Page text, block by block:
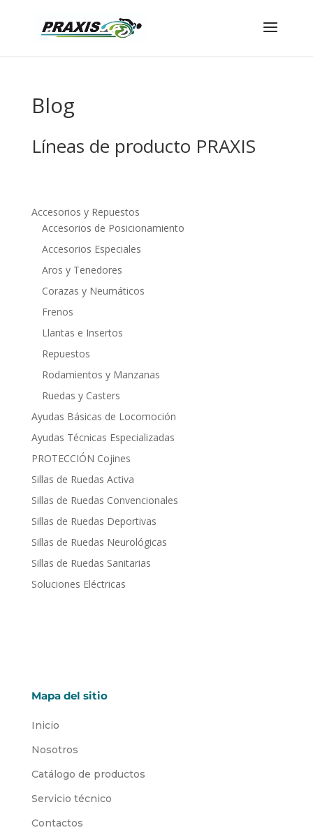
Blog
Líneas de producto PRAXIS
Accesorios y Repuestos
Accesorios de Posicionamiento
Accesorios Especiales
Aros y Tenedores
Corazas y Neumáticos
Frenos
Llantas e Insertos
Repuestos
Rodamientos y Manzanas
Ruedas y Casters
Ayudas Básicas de Locomoción
Ayudas Técnicas Especializadas
PROTECCIÓN Cojines
Sillas de Ruedas Activa
Sillas de Ruedas Convencionales
Sillas de Ruedas Deportivas
Sillas de Ruedas Neurológicas
Sillas de Ruedas Sanitarias
Soluciones Eléctricas
Mapa del sitio
Inicio
Nosotros
Catálogo de productos
Servicio técnico
Contactos